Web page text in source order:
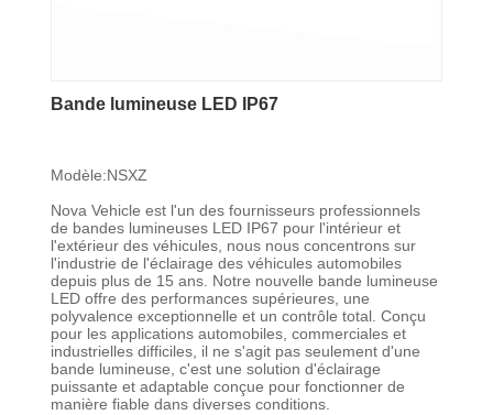
Bande lumineuse LED IP67
Modèle:NSXZ
Nova Vehicle est l'un des fournisseurs professionnels
de bandes lumineuses LED IP67 pour l'intérieur et
l'extérieur des véhicules, nous nous concentrons sur
l'industrie de l'éclairage des véhicules automobiles
depuis plus de 15 ans. Notre nouvelle bande lumineuse
LED offre des performances supérieures, une
polyvalence exceptionnelle et un contrôle total. Conçu
pour les applications automobiles, commerciales et
industrielles difficiles, il ne s'agit pas seulement d'une
bande lumineuse, c'est une solution d'éclairage
puissante et adaptable conçue pour fonctionner de
manière fiable dans diverses conditions.